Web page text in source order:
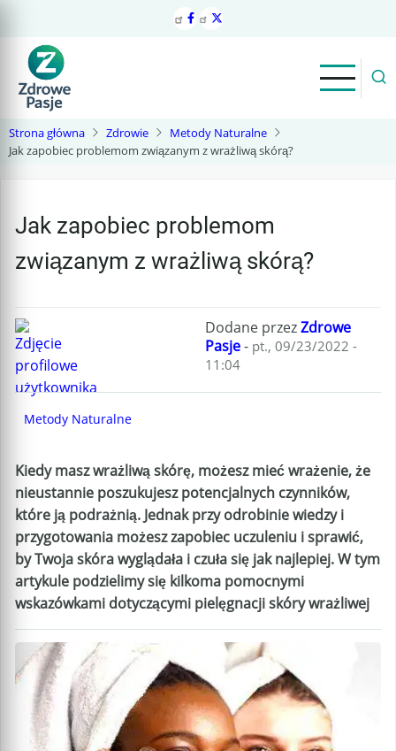
treści
Strona główna Zdrowie
Metody Naturalne
Jak zapobiec problemom związanym z wrażliwą skórą?
Jak zapobiec problemom
związanym z wrażliwą skórą?
Dodane przezZdrowe
Pasje- pt., 09/23/2022 -
11:04
Metody Naturalne
Kiedy masz wrażliwą skórę, możesz mieć wrażenie, że
nieustannie poszukujesz potencjalnych czynników,
które ją podrażnią. Jednak przy odrobinie wiedzy i
przygotowania możesz zapobiec uczuleniu i sprawić,
by Twoja skóra wyglądała i czuła się jak najlepiej. W tym
artykule podzielimy się kilkoma pomocnymi
wskazówkami dotyczącymi pielęgnacji skóry wrażliwej